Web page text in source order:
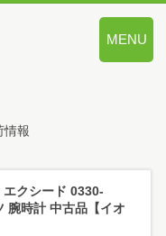
MENU
情報
エクシード 0330-
腕時計 中古品【イオ